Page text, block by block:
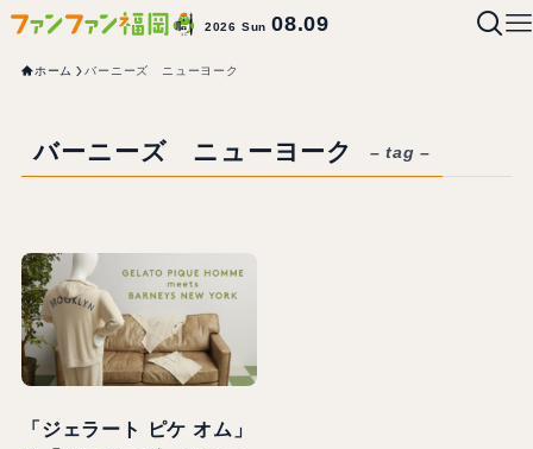
2026 Sun08.09
ホーム バーニーズ ニューヨーク
バーニーズ ニューヨーク – tag –
「ジェラート ピケ オム」